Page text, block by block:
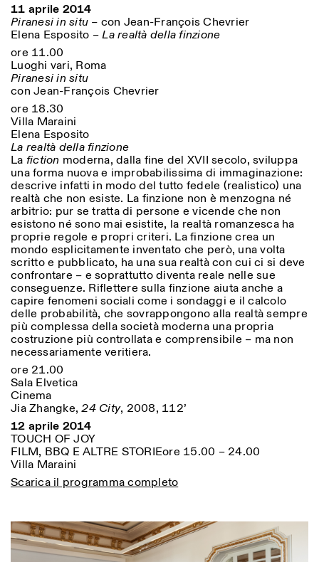
11 aprile 2014
Piranesi in situ – con Jean-François Chevrier
Elena Esposito –La realtà della finzione
ore 11.00
Luoghi vari, Roma
Piranesi in situ
con Jean-François Chevrier
ore 18.30
Villa Maraini
Elena Esposito
La realtà della finzione
La fiction moderna, dalla fine del XVII secolo, sviluppa
una forma nuova e improbabilissima di immaginazione:
descrive infatti in modo del tutto fedele (realistico) una
realtà che non esiste. La finzione non è menzogna né
arbitrio: pur se tratta di persone e vicende che non
esistono né sono mai esistite, la realtà romanzesca ha
proprie regole e propri criteri. La finzione crea un
mondo esplicitamente inventato che però, una volta
scritto e pubblicato, ha una sua realtà con cui ci si deve
confrontare – e soprattutto diventa reale nelle sue
conseguenze. Riflettere sulla finzione aiuta anche a
capire fenomeni sociali come i sondaggi e il calcolo
delle probabilità, che sovrappongono alla realtà sempre
più complessa della società moderna una propria
costruzione più controllata e comprensibile – ma non
necessariamente veritiera.
ore 21.00
Sala Elvetica
Cinema
Jia Zhangke,24 City, 2008, 112’
12 aprile 2014
TOUCH OF JOY
FILM, BBQ E ALTRE STORIEore 15.00 – 24.00
Villa Maraini
Scarica il programma completo